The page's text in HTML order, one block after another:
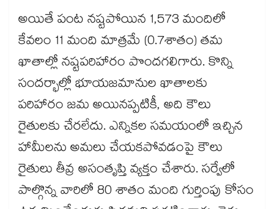
అయితే పంట నష్టపోయిన 1,573 మందిలో
కేవలం 11 మంది మాత్రమే (0.7శాతం) తమ
ఖాతాల్లో నష్టపరిహారం పొందగలిగారు. కొన్ని
సందర్భాల్లో భూయజమానుల ఖాతాలకు
పరిహారం జమ అయినప్పటికీ, అది కౌలు
రైతులకు చేరలేదు. ఎన్నికల సమయంలో ఇచ్చిన
హామీలను అమలు చేయకపోవడంపై కౌలు
రైతులు తీవ్ర అసంతృప్తి వ్యక్తం చేశారు. సర్వేలో
పాల్గొన్న వారిలో 80 శాతం మంది గుర్తింపు కోసం